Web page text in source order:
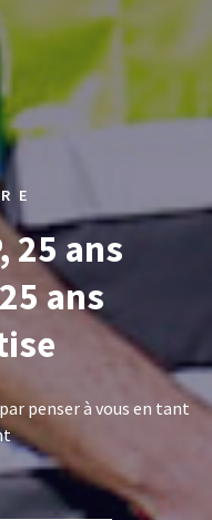
25 ans
ans
penser à vous en tant